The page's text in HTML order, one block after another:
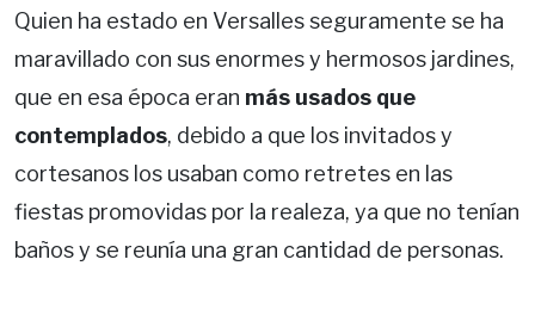
Quien ha estado en Versalles seguramente se ha
maravillado con sus enormes y hermosos jardines,
que en esa época eran más usados que
contemplados, debido a que los invitados y
cortesanos los usaban como retretes en las
fiestas promovidas por la realeza, ya que no tenían
baños y se reunía una gran cantidad de personas.